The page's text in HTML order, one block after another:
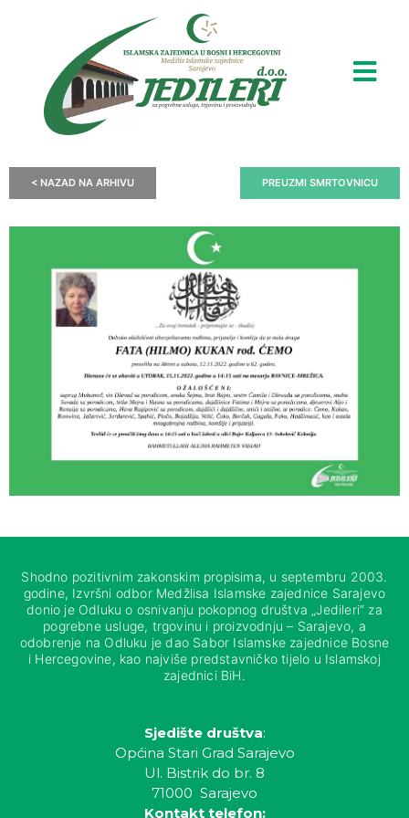
< NAZAD NA ARHIVU PREUZMI SMRTOVNICU
Shodno pozitivnim zakonskim propisima, u septembru 2003.
godine, Izvršni odbor Medžlisa Islamske zajednice Sarajevo
donio je Odluku o osnivanju pokopnog društva „Jedileri“ za
pogrebne usluge, trgovinu i proizvodnju – Sarajevo, a
odobrenje na Odluku je dao Sabor Islamske zajednice Bosne
i Hercegovine, kao najviše predstavničko tijelo u Islamskoj
zajednici BiH.
Sjedište društva:
Općina Stari Grad Sarajevo
Ul. Bistrik do br. 8
71000 Sarajevo
Kontakt telefon: